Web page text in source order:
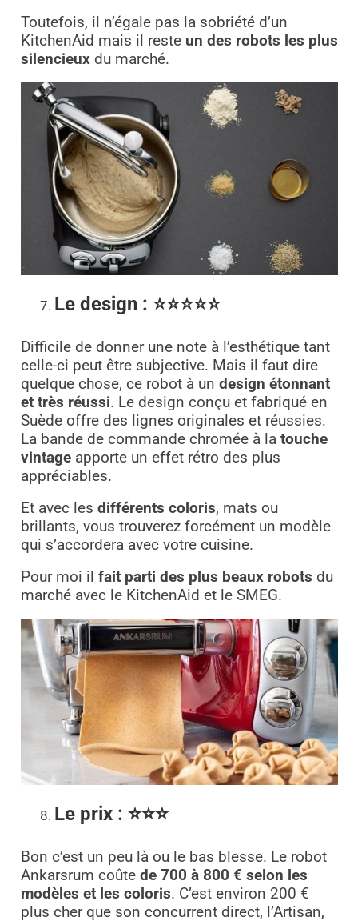
Toutefois, il n’égale pas la sobriété d’un
KitchenAid mais il reste un des robots les plus
silencieuxdu marché.
Le design : ⭐⭐⭐⭐⭐
Difficile de donner une note à l’esthétique tant
celle-ci peut être subjective. Mais il faut dire
quelque chose, ce robot à un design étonnant
et très réussi. Le design conçu et fabriqué en
Suède offre des lignes originales et réussies.
La bande de commande chromée à la touche
vintageapporte un effet rétro des plus
appréciables.
Et avec les différents coloris, mats ou
brillants, vous trouverez forcément un modèle
qui s’accordera avec votre cuisine.
Pour moi il fait parti des plus beaux robots du
marché avec le KitchenAid et le SMEG.
Le prix : ⭐⭐⭐
Bon c’est un peu là ou le bas blesse. Le robot
Ankarsrum coûte de 700 à 800 € selon les
modèles et les coloris. C’est environ 200 €
plus cher que son concurrent direct, l’Artisan,